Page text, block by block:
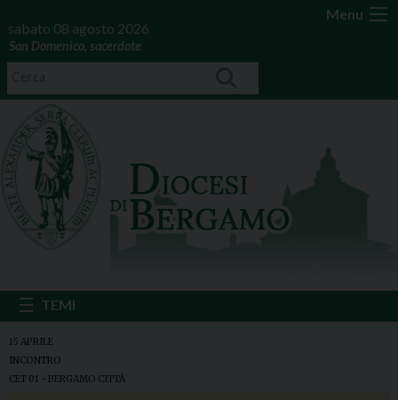
Menu
sabato 08 agosto 2026
San Domenico, sacerdote
15 APRILE
INCONTRO
CET 01 - BERGAMO CITTÀ